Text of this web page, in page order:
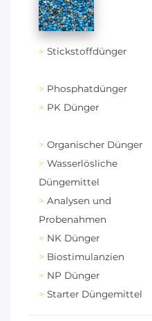
Stickstoffdünger
Phosphatdünger
PK Dünger
Organischer Dünger
Wasserlösliche
Düngemittel
Analysen und
Probenahmen
NK Dünger
Biostimulanzien
NP Dünger
Starter Düngemittel